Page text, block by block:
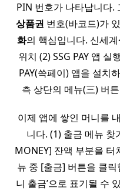
PIN 번호가 나타납니다.
상품권 번호(바코드)가
화의 핵심입니다. 신세계
위치 (2) SSG PAY 앱 실
PAY(쓱페이) 앱을 설치
측 상단의 메뉴(三) 버
이제 앱에 쌓인 머니를
니다. (1) 출금 메뉴 찾
MONEY] 잔액 부분을 터
뉴 중 [출금] 버튼을 클릭
니 출금’으로 표기될 수